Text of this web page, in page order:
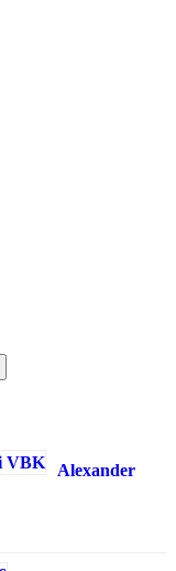
Alexander